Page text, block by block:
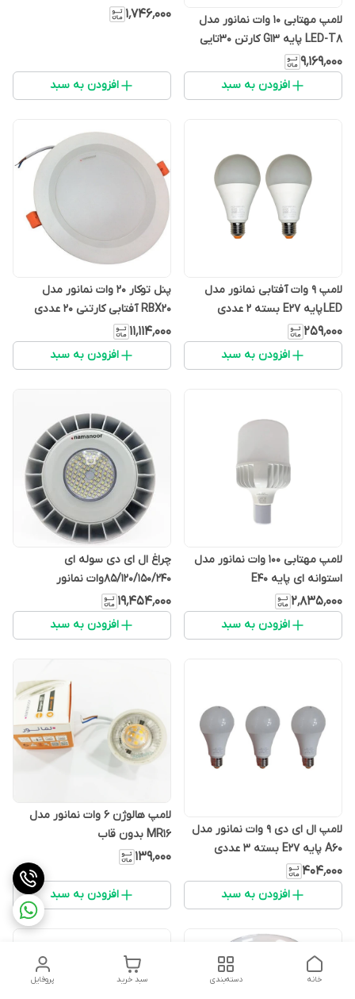
لامپ مهتابی 10 وات نمانور مدل
LED-T8 پایه G13 کارتن 30تایی
۹٬۱۶۹٬۰۰۰
افزودن به سبد
۱٬۷۴۶٬۰۰۰
افزودن به سبد
لامپ 9 وات آفتابی نمانور مدل
LED پایه E27 بسته 2 عددی
۲۵۹٬۰۰۰
افزودن به سبد
پنل توکار 20 وات نمانور مدل
RBX20 آفتابی کارتنی 20 عددی
۱۱٬۱۱۴٬۰۰۰
افزودن به سبد
لامپ مهتابی 100 وات نمانور مدل
استوانه ای پایه E40
۲٬۸۳۵٬۰۰۰
افزودن به سبد
چراغ ال ای دی سوله ای
85/120/150/240وات نمانور
۱۹٬۴۵۴٬۰۰۰
افزودن به سبد
لامپ ال ای دی 9 وات نمانور مدل
A60 پایه E27 بسته 3 عددی
۴۰۴٬۰۰۰
افزودن به سبد
لامپ هالوژن 6 وات نمانور مدل
MR16 بدون قاب
۱۳۹٬۰۰۰
افزودن به سبد
پروفایل سبد خرید دسته‌بندی خانه